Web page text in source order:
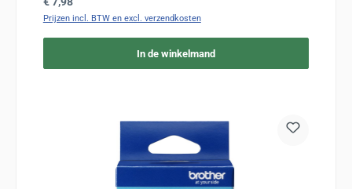
Prijzen incl. BTW en excl. verzendkosten
In de winkelmand